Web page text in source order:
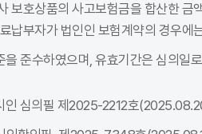
보호상품의 사고보험금을 합산한 금
납부자가 법인인 보험계약의 경우에
준수하였으며, 유효기간은 심의일
인 심의필 제2025-2212호